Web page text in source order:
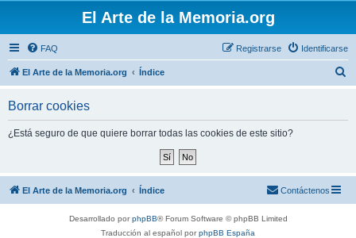
El Arte de la Memoria.org
FAQ Identificarse
Registrarse
El Arte de la Memoria.org Índice
Borrar cookies
¿Está seguro de que quiere borrar todas las cookies de este sitio?
El Arte de la Memoria.org Índice Contáctenos
Desarrollado porphpBB® Forum Software © phpBB Limited
Traducción al español porphpBB España